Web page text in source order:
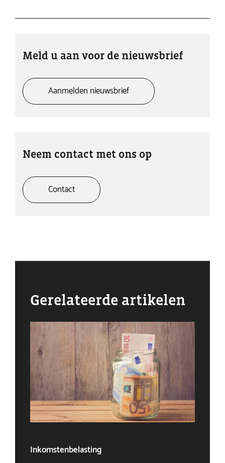
Meld u aan voor de nieuwsbrief
Aanmelden nieuwsbrief
Neem contact met ons op
Contact
Gerelateerde artikelen
Inkomstenbelasting